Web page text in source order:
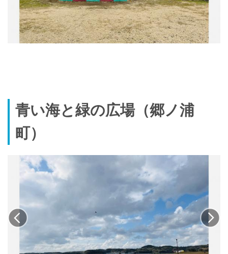
青い海と緑の広場（郷ノ浦
町）